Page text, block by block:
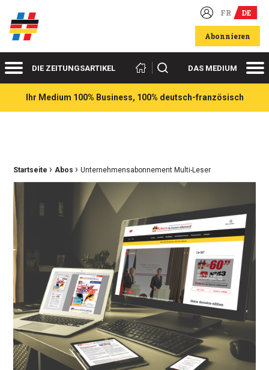
Deutsch-französische Wirtschaftsakteure FR DE
Abonnieren
MenüDIE ZEITUNGSARTIKEL Suchen DAS MEDIUM
Ihr Medium 100% Business, 100% deutsch-französisch
Ariadnefaden:
Startseite › Abos › Unternehmensabonnement Multi-Leser